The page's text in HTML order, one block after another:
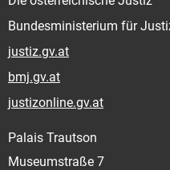
Bundesministerium für
justiz.gv.at
bmj.gv.at
justizonline.gv.at
Palais Trautson
Museumstraße 7